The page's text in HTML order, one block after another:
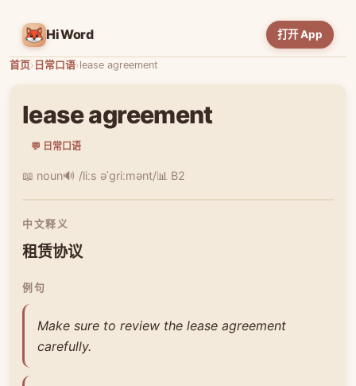
HiWord 打开 App
首页› 日常口语›lease agreement
lease agreement
💬 日常口语
📖 noun🔊 /liːs əˈɡriːmənt/📊 B2
中文释义
租赁协议
例句
Make sure to review the lease agreement
carefully.